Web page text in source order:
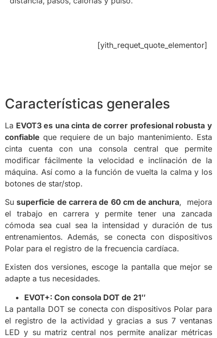
[yith_requet_quote_elementor]
Características generales
La EVOT3 es una cinta de correr profesional robusta y
confiable que requiere de un bajo mantenimiento. Esta
cinta cuenta con una consola central que permite
modificar fácilmente la velocidad e inclinación de la
máquina. Así como a la función de vuelta la calma y los
botones de star/stop.
Susuperficie de carrera de 60 cm de anchura, mejora
el trabajo en carrera y permite tener una zancada
cómoda sea cual sea la intensidad y duración de tus
entrenamientos. Además, se conecta con dispositivos
Polar para el registro de la frecuencia cardíaca.
Existen dos versiones, escoge la pantalla que mejor se
adapte a tus necesidades.
EVOT+: Con consola DOT de 21″
La pantalla DOT se conecta con dispositivos Polar para
el registro de la actividad y gracias a sus 7 ventanas
LED y su matriz central nos permite analizar métricas